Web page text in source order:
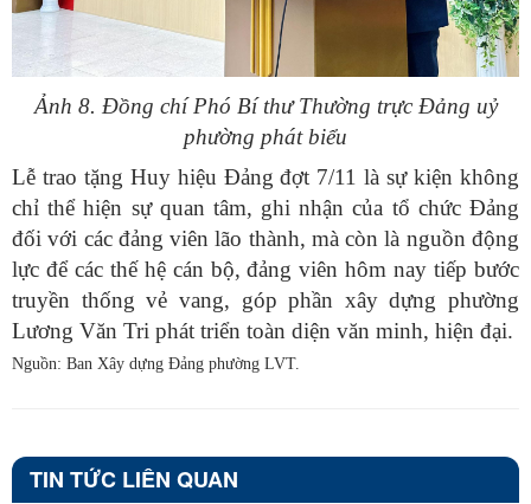
Ảnh 8. Đồng chí Phó Bí thư Thường trực Đảng uỷ
phường phát biểu
Lễ trao tặng Huy hiệu Đảng đợt 7/11 là sự kiện không
chỉ thể hiện sự quan tâm, ghi nhận của tổ chức Đảng
đối với các đảng viên lão thành, mà còn là nguồn động
lực để các thế hệ cán bộ, đảng viên hôm nay tiếp bước
truyền thống vẻ vang, góp phần xây dựng phường
Lương Văn Tri phát triển toàn diện văn minh, hiện đại.
Nguồn: Ban Xây dựng Đảng phường LVT.
TIN TỨC LIÊN QUAN